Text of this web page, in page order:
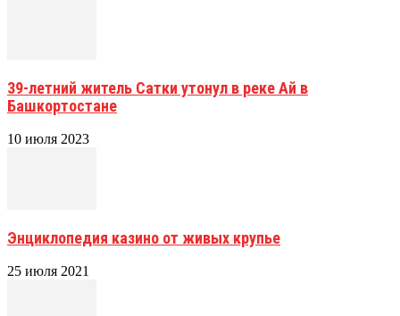
39-летний житель Сатки утонул в реке Ай в
Башкортостане
10 июля 2023
Энциклопедия казино от живых крупье
25 июля 2021